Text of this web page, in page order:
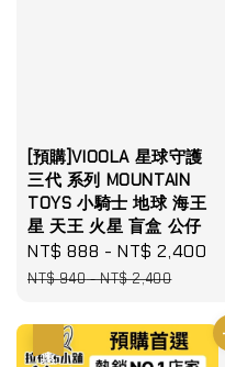
[預購]VIOOLA 星球守護
三代 系列 MOUNTAIN
TOYS 小騎士 地球 海王
星 天王 火星 盲盒 公仔
Sale
price
NT$ 888 -NT$ 2,400
NT$ 940-NT$ 2,400